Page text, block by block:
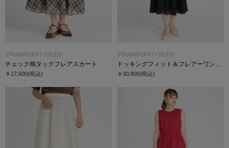
STRAWBERRY-FIELDS
チェック柄タックフレアスカート
￥17,600(税込)
STRAWBERRY-FIELDS
￥30,800(税込)